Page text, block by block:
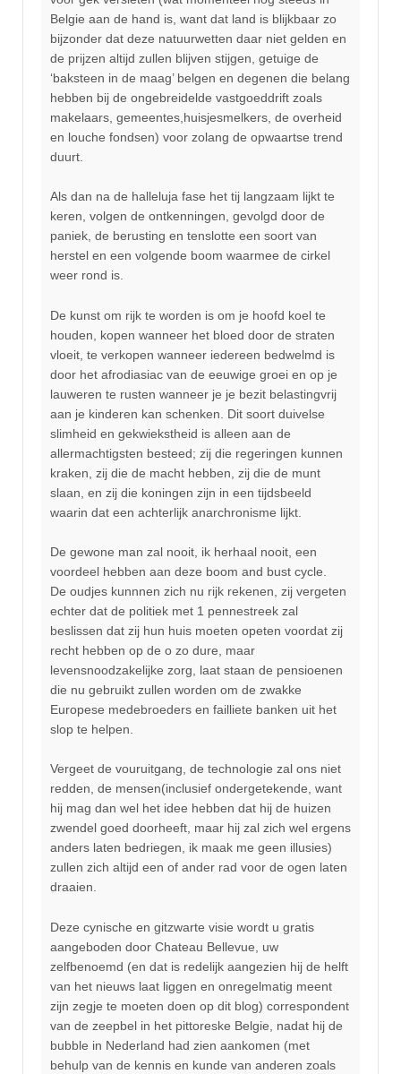
Belgie aan de hand is, want dat land is blijkbaar zo
bijzonder dat deze natuurwetten daar niet gelden en
de prijzen altijd zullen blijven stijgen, getuige de
‘baksteen in de maag’ belgen en degenen die belang
hebben bij de ongebreidelde vastgoeddrift zoals
makelaars, gemeentes,huisjesmelkers, de overheid
en louche fondsen) voor zolang de opwaartse trend
duurt.
Als dan na de halleluja fase het tij langzaam lijkt te
keren, volgen de ontkenningen, gevolgd door de
paniek, de berusting en tenslotte een soort van
herstel en een volgende boom waarmee de cirkel
weer rond is.
De kunst om rijk te worden is om je hoofd koel te
houden, kopen wanneer het bloed door de straten
vloeit, te verkopen wanneer iedereen bedwelmd is
door het afrodiasiac van de eeuwige groei en op je
lauweren te rusten wanneer je je bezit belastingvrij
aan je kinderen kan schenken. Dit soort duivelse
slimheid en gekwiekstheid is alleen aan de
allermachtigsten besteed; zij die regeringen kunnen
kraken, zij die de macht hebben, zij die de munt
slaan, en zij die koningen zijn in een tijdsbeeld
waarin dat een achterlijk anarchronisme lijkt.
De gewone man zal nooit, ik herhaal nooit, een
voordeel hebben aan deze boom and bust cycle.
De oudjes kunnnen zich nu rijk rekenen, zij vergeten
echter dat de politiek met 1 pennestreek zal
beslissen dat zij hun huis moeten opeten voordat zij
recht hebben op de o zo dure, maar
levensnoodzakelijke zorg, laat staan de pensioenen
die nu gebruikt zullen worden om de zwakke
Europese medebroeders en failliete banken uit het
slop te helpen.
Vergeet de vouruitgang, de technologie zal ons niet
redden, de mensen(inclusief ondergetekende, want
hij mag dan wel het idee hebben dat hij de huizen
zwendel goed doorheeft, maar hij zal zich wel ergens
anders laten bedriegen, ik maak me geen illusies)
zullen zich altijd een of ander rad voor de ogen laten
draaien.
Deze cynische en gitzwarte visie wordt u gratis
aangeboden door Chateau Bellevue, uw
zelfbenoemd (en dat is redelijk aangezien hij de helft
van het nieuws laat liggen en onregelmatig meent
zijn zegje te moeten doen op dit blog) correspondent
van de zeepbel in het pittoreske Belgie, nadat hij de
bubble in Nederland had zien aankomen (met
behulp van de kennis en kunde van anderen zoals